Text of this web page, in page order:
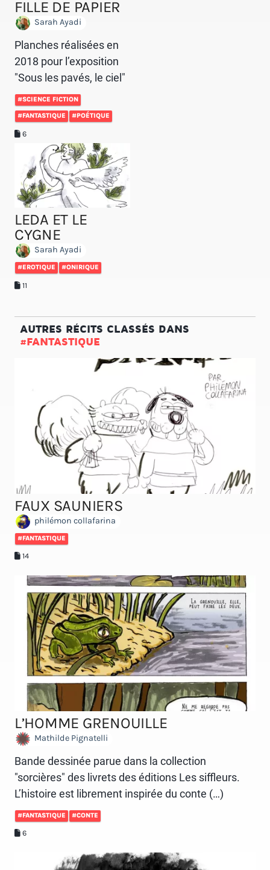
FILLE DE PAPIER
Sarah Ayadi
Planches réalisées en
2018 pour l’exposition
"Sous les pavés, le ciel"
#SCIENCE FICTION
#FANTASTIQUE #POÉTIQUE
6
LEDA ET LE
CYGNE
Sarah Ayadi
#EROTIQUE #ONIRIQUE
11
AUTRES RÉCITS CLASSÉS DANS
#FANTASTIQUE
FAUX SAUNIERS
philémon collafarina
#FANTASTIQUE
14
L’HOMME GRENOUILLE
Mathilde Pignatelli
Bande dessinée parue dans la collection
"sorcières" des livrets des éditions Les siffleurs.
L’histoire est librement inspirée du conte (…)
#FANTASTIQUE #CONTE
6